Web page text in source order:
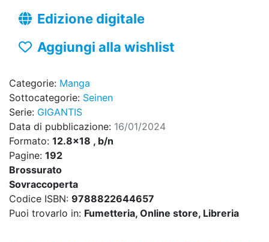
Edizione digitale
Aggiungi alla wishlist
Categorie: Manga
Sottocategorie: Seinen
Serie: GIGANTIS
Data di pubblicazione: 16/01/2024
Formato: 12.8x18 , b/n
Pagine: 192
Brossurato
Sovraccoperta
Codice ISBN: 9788822644657
Puoi trovarlo in: Fumetteria, Online store, Libreria